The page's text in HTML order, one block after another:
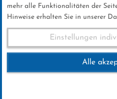
1) Information und
mehr alle Funktionalitäten der
Hinweise erhalten Sie in unserer
Einstellungen
Alle